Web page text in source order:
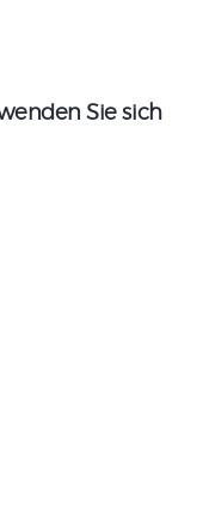
Sie sich